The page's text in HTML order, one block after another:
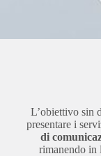
L’obiettivo sin
presentare i
di
rimanendo in